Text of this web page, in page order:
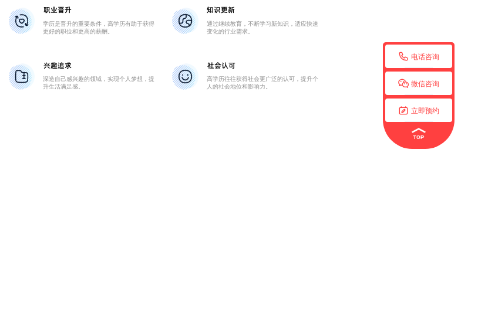
职业晋升
学历是晋升的重要条件，高学历有助于获得
更好的职位和更高的薪酬。
知识更新
通过继续教育，不断学习新知识，适应快速
变化的行业需求。
兴趣追求
深造自己感兴趣的领域，实现个人梦想，提
升生活满足感。
社会认可
高学历往往获得社会更广泛的认可，提升个
人的社会地位和影响力。
 电话咨询
 微信咨询
 立即预约